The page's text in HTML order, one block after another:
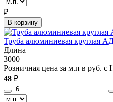
₽
В корзину
Труба алюминиевая круглая
Длина
3000
Розничная цена за м.п в руб.
48 ₽